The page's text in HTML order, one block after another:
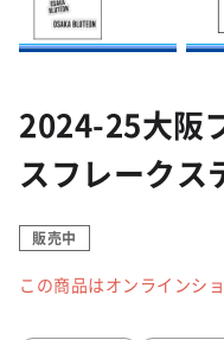
2024-25大阪
スフレークス
販売中
この商品はオンラインシ